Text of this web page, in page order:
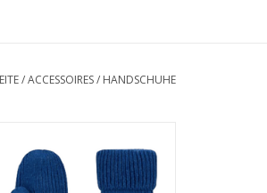
/ACCESSOIRES/ HANDSCHUHE
• Recycelte Wolle